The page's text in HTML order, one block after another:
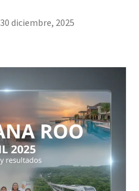
30 diciembre, 2025